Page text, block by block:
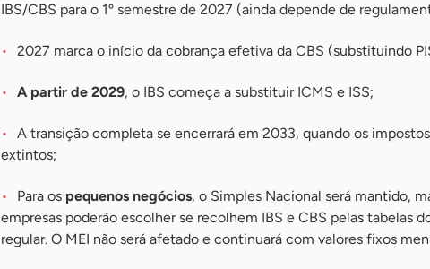
IBS/CBS para o 1º semestre de 2027 (ainda depende de
2027 marca o início da cobrança efetiva da CBS (substituindo
A partir de 2029, o IBS começa a substituir ICMS e ISS;
A transição completa se encerrará em 2033, quando os
extintos;
Para os pequenos negócios, o Simples Nacional será mantido,
empresas poderão escolher se recolhem IBS e CBS pelas tabelas
regular. O MEI não será afetado e continuará com valores fixos